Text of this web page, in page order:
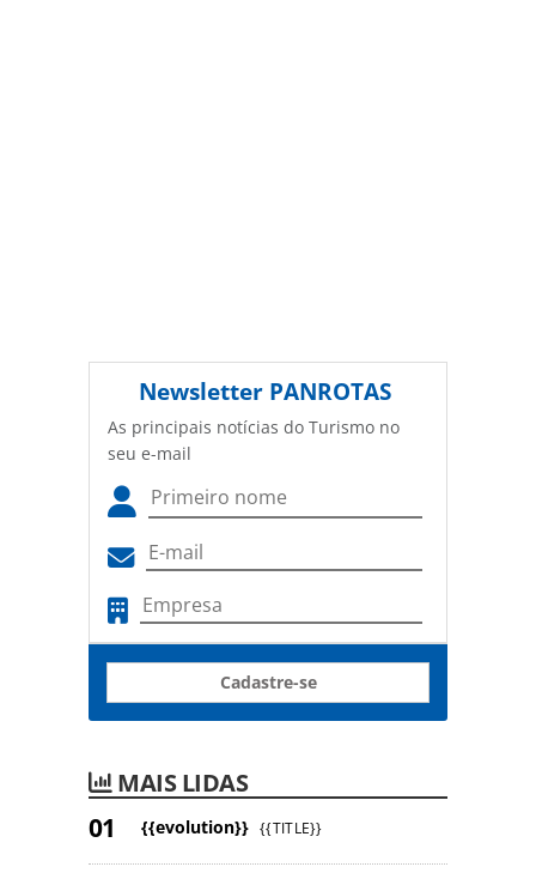
Newsletter PANROTAS
As principais notícias do Turismo no
seu e-mail
Cadastre-se
MAIS LIDAS
{{evolution}} {{TITLE}}